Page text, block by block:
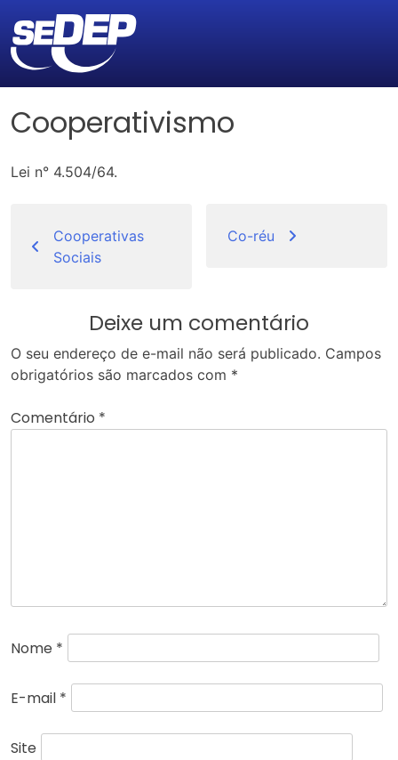
Cooperativismo
Lei n° 4.504/64.
de
Post
Cooperativas
Sociais
Co-réu
Deixe um comentário
O seu endereço de e-mail não será publicado. Campos
obrigatórios são marcados com *
Comentário *
Nome *
E-mail *
Site